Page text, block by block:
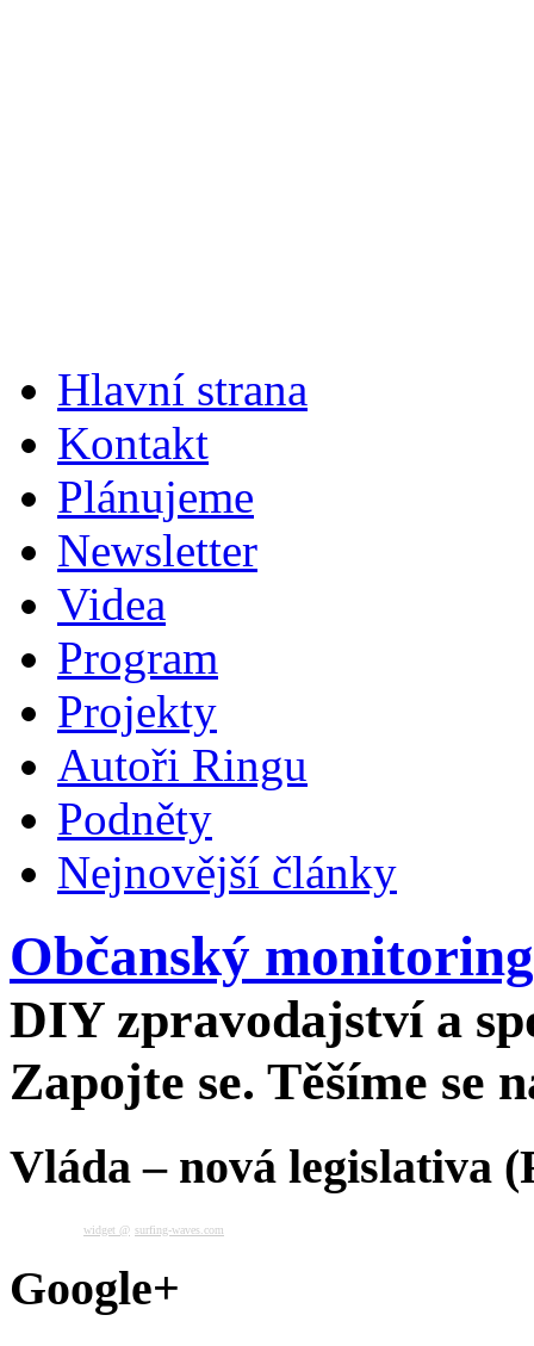
Hlavní strana
Kontakt
Plánujeme
Newsletter
Videa
Program
Projekty
Autoři Ringu
Podněty
Nejnovější články
Občanský monitoring
DIY zpravodajství a
Zapojte se. Těšíme se
Vláda – nová legislativa
widget @ surfing-waves.com
Google+